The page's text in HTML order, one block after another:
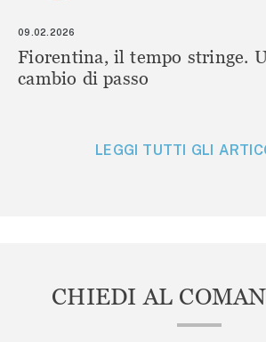
09.02.2026
Fiorentina, il tempo stringe.
cambio di passo
LEGGI TUTTI GLI
CHIEDI AL